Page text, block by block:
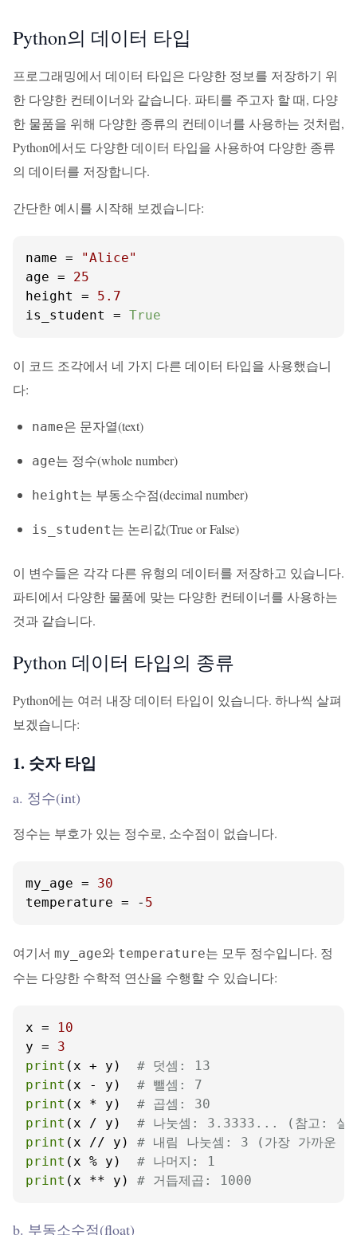
Python의 데이터 타입
프로그래밍에서 데이터 타입은 다양한 정보를 저장하기 위
한 다양한 컨테이너와 같습니다. 파티를 주고자 할 때, 다양
한 물품을 위해 다양한 종류의 컨테이너를 사용하는 것처럼,
Python에서도 다양한 데이터 타입을 사용하여 다양한 종류
의 데이터를 저장합니다.
간단한 예시를 시작해 보겠습니다:
name =
"Alice"
age = 25
height = 5.7
is_student = True
이 코드 조각에서 네 가지 다른 데이터 타입을 사용했습니
다:
name은 문자열(text)
age는 정수(whole number)
height는 부동소수점(decimal number)
is_student는 논리값(True or False)
이 변수들은 각각 다른 유형의 데이터를 저장하고 있습니다.
파티에서 다양한 물품에 맞는 다양한 컨테이너를 사용하는
것과 같습니다.
Python 데이터 타입의 종류
Python에는 여러 내장 데이터 타입이 있습니다. 하나씩 살펴
보겠습니다:
1. 숫자 타입
a. 정수(int)
정수는 부호가 있는 정수로, 소수점이 없습니다.
my_age = 30
temperature = - 5
여기서 my_age와 temperature는 모두 정수입니다. 정
수는 다양한 수학적 연산을 수행할 수 있습니다:
x =
10
y = 3
print (x + y) # 덧셈: 13
print (x - y) # 뺄셈: 7
print (x * y) # 곱셈: 30
print (x / y) # 나눗셈: 3.3333... (참고: 실제
print (x // y) # 내림 나눗셈: 3 (가장 가까운
print (x % y) # 나머지: 1
print (x ** y) # 거듭제곱: 1000
b. 부동소수점(float)